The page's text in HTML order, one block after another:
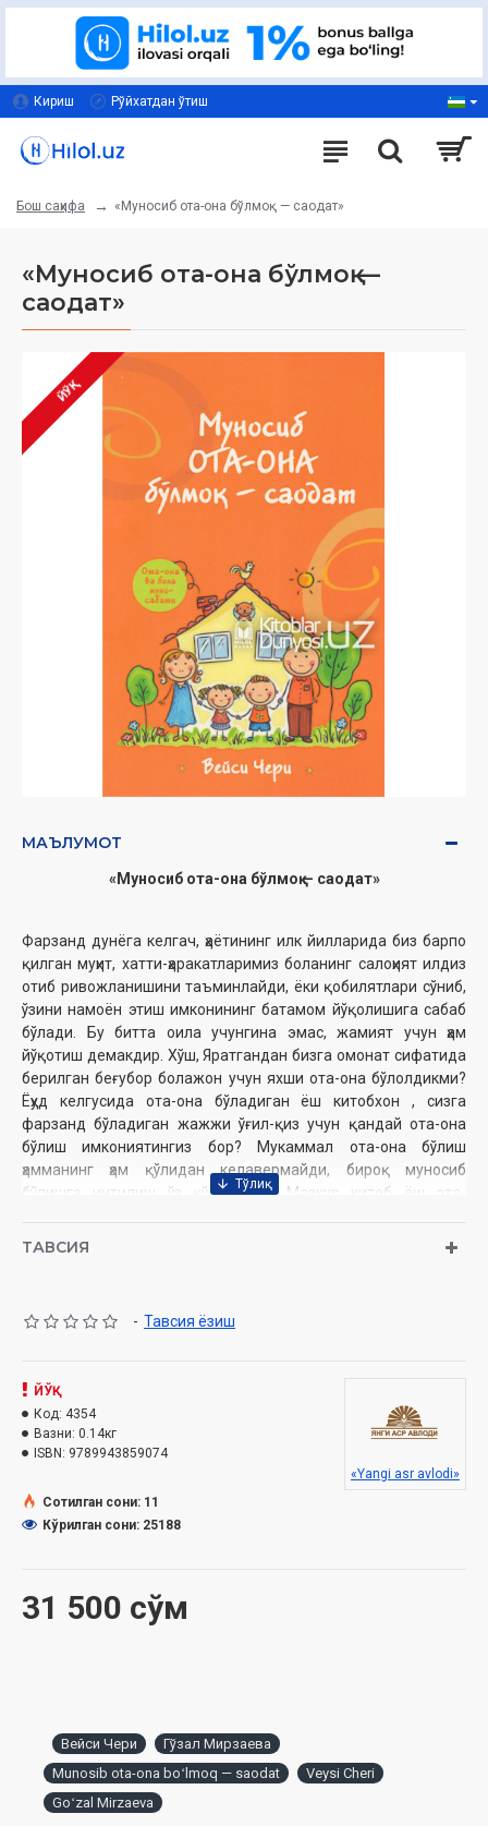
Кириш Рўйхатдан ўтиш
Бош саҳифа «Муносиб ота-она бўлмоқ — саодат»
«Муносиб ота-она бўлмоқ —
саодат»
ЙЎҚ
МАЪЛУМОТ
«Муносиб ота-она бўлмоқ — саодат»
Фарзанд дунёга келгач, ҳаётининг илк йилларида биз барпо
қилган муҳит, хатти-ҳаракатларимиз боланинг салоҳият илдиз
отиб ривожланишини таъминлайди, ёки қобилятлари сўниб,
ўзини намоён этиш имконининг батамом йўқолишига сабаб
бўлади. Бу битта оила учунгина эмас, жамият учун ҳам
йўқотиш демакдир. Хўш, Яратгандан бизга омонат сифатида
берилган беғубор болажон учун яхши ота-она бўлолдикми?
Ёҳуд келгусида ота-она бўладиган ёш китобхон , сизга
фарзанд бўладиган жажжи ўғил-қиз учун қандай ота-она
бўлиш имкониятингиз бор? Мукаммал ота-она бўлиш
ҳамманинг ҳам қўлидан келавермайди, бироқ муносиб
бўлишга интилиш ўз қўлимизда. Мазкур китоб ёш ота-
Нашриёт:«Yangi asr avlodi»
ISBN:978-9943-8590-7-4
Ўлчами:84х108 1/32
Муқоваси:юмшоқ
ТАВСИЯ
- Тавсия ёзиш
31 500 сўм
ЙЎҚ
Код: 4354
Вазни: 0.14кг
ISBN: 9789943859074
«Yangi asr avlodi»
Сотилган сони: 11
Кўрилган сони: 25188
Вейси Чери
Гўзал Мирзаева
Munosib ota-ona boʻlmoq — saodat
Veysi Cheri
Goʻzal Mirzaeva